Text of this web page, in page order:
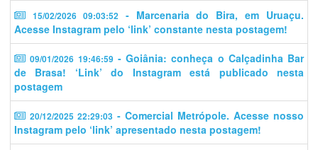
15/02/2026 09:03:52
- Marcenaria do Bira, em Uruaçu.
Acesse Instagram pelo ‘link’ constante nesta postagem!
09/01/2026 19:46:59 - Goiânia: conheça o Calçadinha Bar
de Brasa! ‘Link’ do Instagram está publicado nesta
postagem
20/12/2025 22:29:03 - Comercial Metrópole. Acesse nosso
Instagram pelo ‘link’ apresentado nesta postagem!